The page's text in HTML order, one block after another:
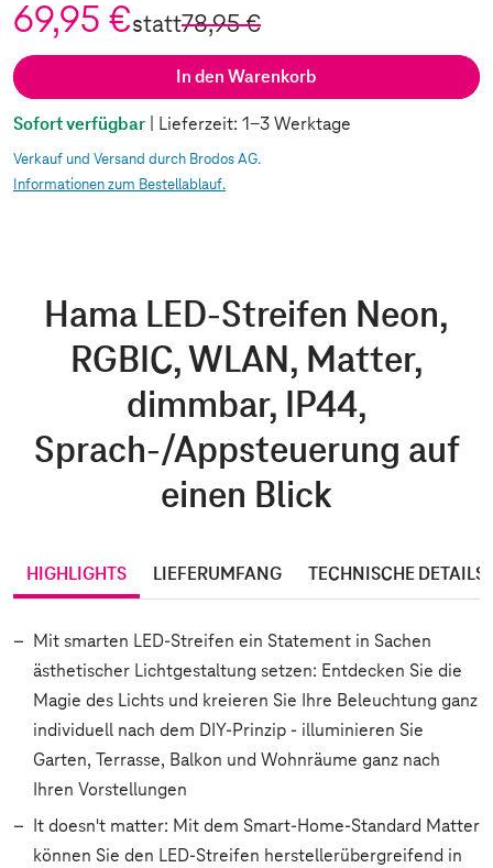
69,95 €statt78,95 €
In den Warenkorb
Sofort verfügbar | Lieferzeit: 1-3 Werktage
Verkauf und Versand durch Brodos AG.
Informationen zum Bestellablauf.
Hama LED-Streifen Neon,
RGBIC, WLAN, Matter,
dimmbar, IP44,
Sprach-/Appsteuerung auf
einen Blick
HIGHLIGHTS LIEFERUMFANG TECHNISCHE DETAILS
Mit smarten LED-Streifen ein Statement in Sachen
ästhetischer Lichtgestaltung setzen: Entdecken Sie die
Magie des Lichts und kreieren Sie Ihre Beleuchtung ganz
individuell nach dem DIY-Prinzip - illuminieren Sie
Garten, Terrasse, Balkon und Wohnräume ganz nach
Ihren Vorstellungen
It doesn't matter: Mit dem Smart-Home-Standard Matter
können Sie den LED-Streifen herstellerübergreifend in